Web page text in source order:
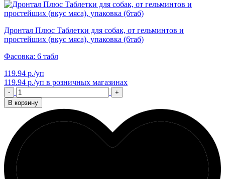
Дронтал Плюс Таблетки для собак, от гельминтов и
простейших (вкус мяса), упаковка (6таб)
Фасовка: 6 табл
119.94 р./уп
119.94 р./уп в розничных магазинах
-
+
В корзину